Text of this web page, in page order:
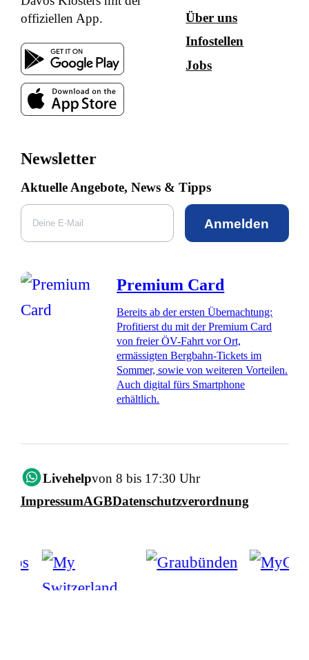
offiziellen App.
Über uns
Infostellen
Jobs
Newsletter
Aktuelle Angebote, News & Tipps
Anmelden
Premium Card
Bereits ab der ersten Übernachtung:
Profitierst du mit der Premium Card
von freier ÖV-Fahrt vor Ort,
ermässigten Bergbahn-Tickets im
Sommer, sowie von weiteren Vorteilen.
Auch digital fürs Smartphone
erhältlich.
Livehelpvon 8 bis 17:30 Uhr
ImpressumAGBDatenschutzverordnung